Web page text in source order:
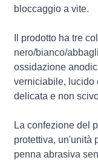
bloccaggio a vite.
Il prodotto ha tre
nero/bianco/
ossidazione
verniciabile, lucido
delicata e non
La confezione del
protettiva, un'unità
penna abrasiva